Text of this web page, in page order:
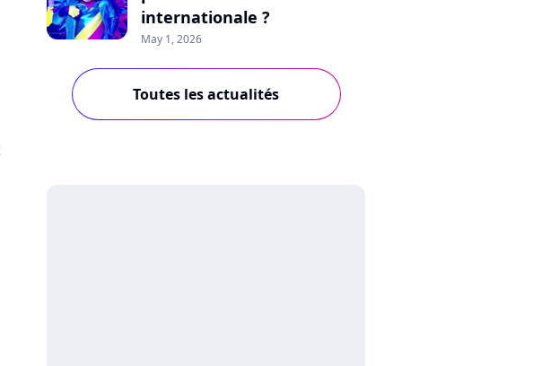
internationale ?
May 1, 2026
Toutes les actualités